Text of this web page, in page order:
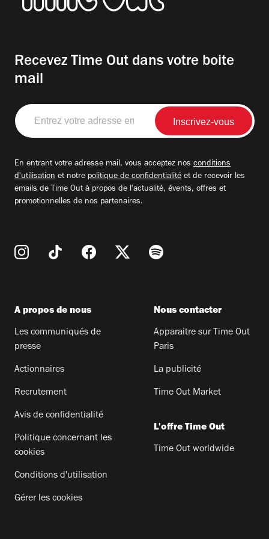
Recevez Time Out dans votre boite
mail
Entrez
votre
adresse
En entrant votre adresse mail, vous acceptez nos conditions
d'utilisation et notre politique de confidentialité et de recevoir les
emails de Time Out à propos de l'actualité, évents, offres et
promotionnelles de nos partenaires.
A propos de nous
Les communiqués de
presse
Actionnaires
Recrutement
Avis de confidentialité
Politique concernant les
cookies
Conditions d'utilisation
Gérer les cookies
Nous contacter
Apparaitre sur Time Out
Paris
La publicité
Time Out Market
L'offre Time Out
Time Out worldwide